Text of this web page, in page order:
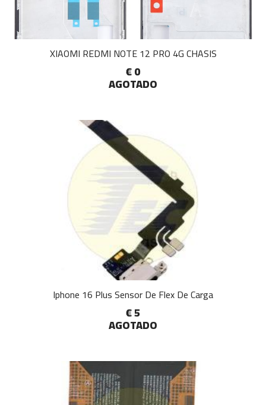
XIAOMI REDMI NOTE 12 PRO 4G CHASIS
€ 0
AGOTADO
Iphone 16 Plus Sensor De Flex De Carga
€ 5
AGOTADO